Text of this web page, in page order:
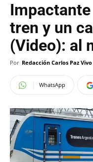
tren y un
(Video): al
Por Redacción Carlos Paz Vivo
WhatsApp